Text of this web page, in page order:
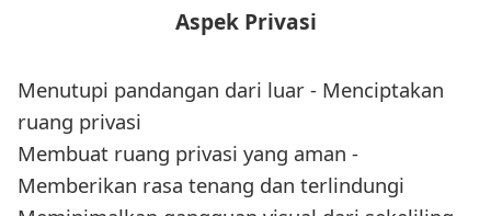
Aspek Privasi
Menutupi pandangan dari luar - Menciptakan
ruang privasi
Membuat ruang privasi yang aman -
Memberikan rasa tenang dan terlindungi